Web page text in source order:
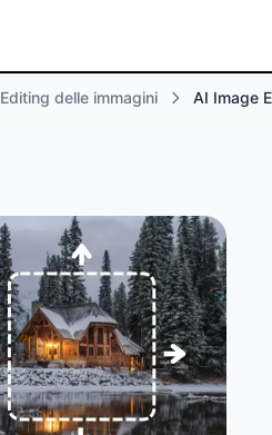
Editing delle immagini AI Image